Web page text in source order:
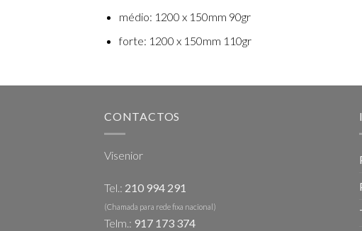
médio: 1200 x 150mm 90gr
forte: 1200 x 150mm 110gr
CONTACTOS
Visenior
Tel.: 210 994 291
(Chamada para rede fixa nacional)
Telm.: 917 173 374